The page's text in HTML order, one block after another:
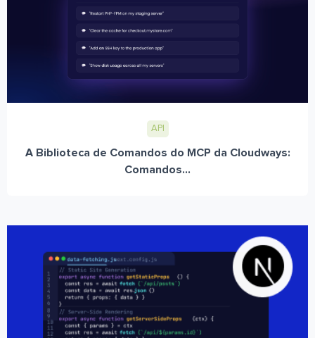
API
A Biblioteca de Comandos do MCP da Cloudways:
Comandos...